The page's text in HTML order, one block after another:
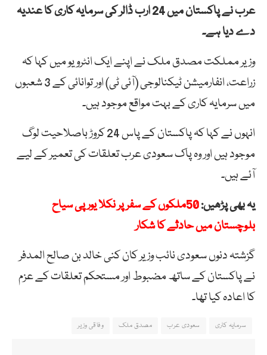
عرب نے پاکستان میں 24 ارب ڈالر کی سرمایہ کاری کا عندیہ
دے دیا ہے۔
وزیر مملکت مصدق ملک نے اپنے ایک انٹرویو میں کہا کہ
زراعت، انفارمیشن ٹیکنالوجی (آئی ٹی) اور توانائی کے 3 شعبوں
میں سرمایہ کاری کے بہت مواقع موجود ہیں۔
انہوں نے کہا کہ پاکستان کے پاس 24 کروڑ باصلاحیت لوگ
موجود ہیں اور وہ پاک سعودی عرب تعلقات کی تعمیر کے لیے
آئے ہیں۔
یہ بھی پڑھیں:
50ملکوں کے سفر پر نکلا یورپی سیاح
بلوچستان میں حادثے کا شکار
گزشتہ دنوں سعودی نائب وزیر کان کنی خالد بن صالح المدفر
نے پاکستان کے ساتھ مضبوط اور مستحکم تعلقات کے عزم
کا اعادہ کیا تھا۔
سرمایہ کاری سعودی عرب مصدق ملک وفاقی وزیر